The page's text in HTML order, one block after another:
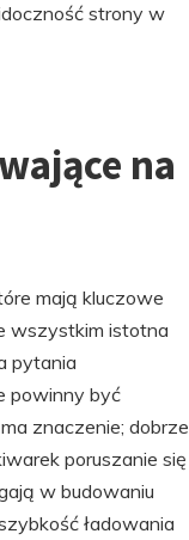
strony w
na
mają kluczowe
wszystkim istotna
pytania
powinny być
znaczenie; dobrze
poruszanie się
w budowaniu
ładowania